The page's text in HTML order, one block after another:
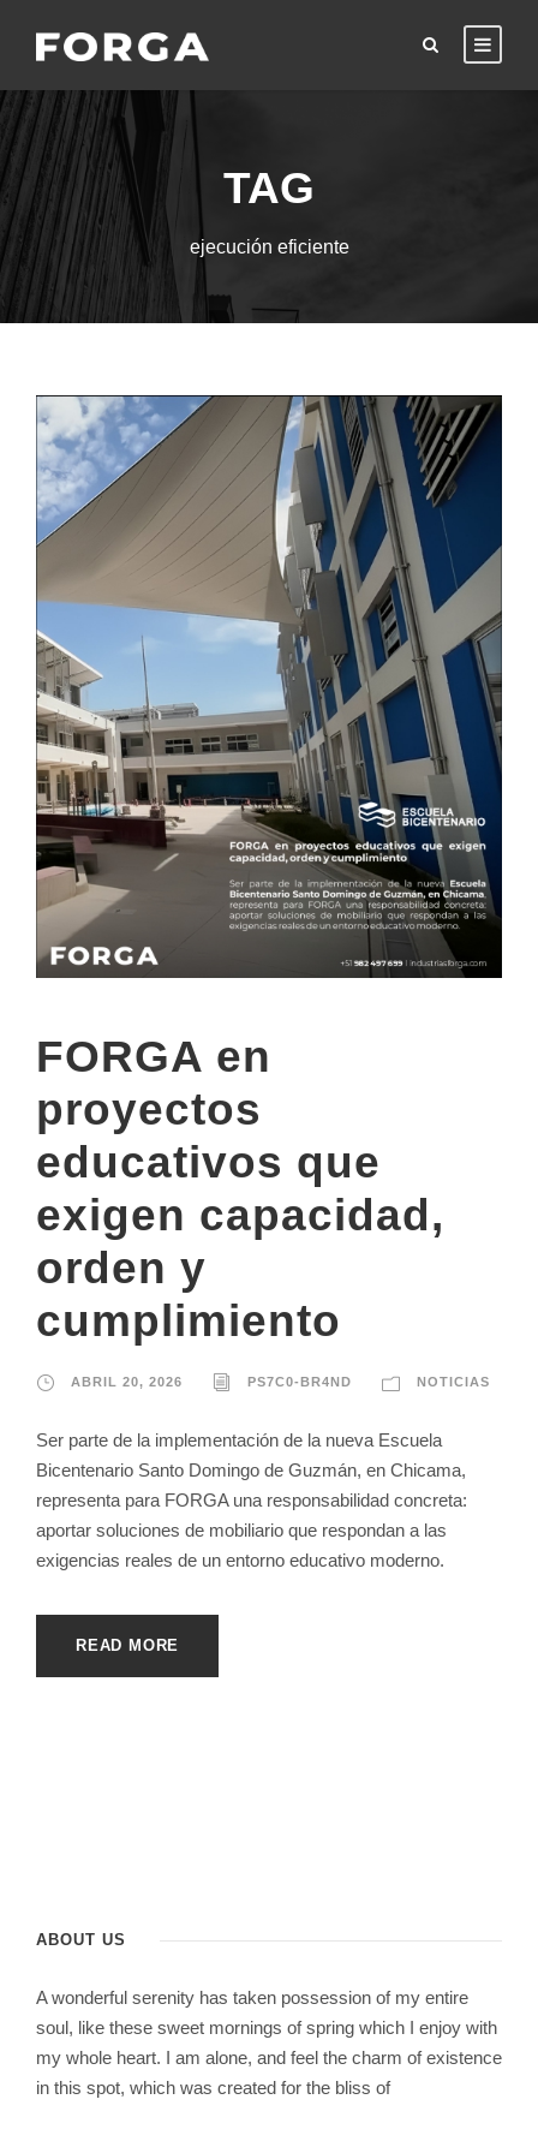
TAG
ejecución eficiente
FORGA en
proyectos
educativos que
exigen capacidad,
orden y
cumplimiento
ABRIL 20, 2026 PS7C0-BR4ND NOTICIAS
Ser parte de la implementación de la nueva Escuela
Bicentenario Santo Domingo de Guzmán, en Chicama,
representa para FORGA una responsabilidad concreta:
aportar soluciones de mobiliario que respondan a las
exigencias reales de un entorno educativo moderno.
READ MORE
ABOUT US
A wonderful serenity has taken possession of my entire
soul, like these sweet mornings of spring which I enjoy with
my whole heart. I am alone, and feel the charm of existence
in this spot, which was created for the bliss of